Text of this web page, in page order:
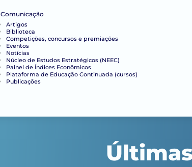
Comunicação
Artigos
Biblioteca
Competições, concursos e premiações
Eventos
Notícias
Núcleo de Estudos Estratégicos (NEEC)
Painel de Índices Econômicos
Plataforma de Educação Continuada (cursos)
Publicações